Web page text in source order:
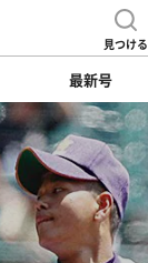
見つける
最新号